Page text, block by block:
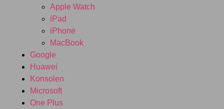
Apple Watch
iPad
iPhone
MacBook
Google
Huawei
Konsolen
Microsoft
One Plus